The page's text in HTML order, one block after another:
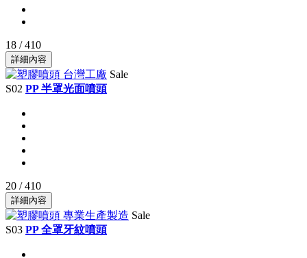
18 / 410
詳細內容
Sale
S02 PP 半罩光面噴頭
20 / 410
詳細內容
Sale
S03 PP 全罩牙紋噴頭